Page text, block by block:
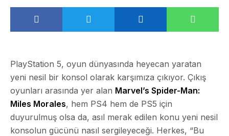
PlayStation 5, oyun dünyasında heyecan yaratan
yeni nesil bir konsol olarak karşımıza çıkıyor. Çıkış
oyunları arasında yer alan Marvel’s Spider-Man:
Miles Morales, hem PS4 hem de PS5 için
duyurulmuş olsa da, asıl merak edilen konu yeni nesil
konsolun gücünü nasıl sergileyeceği. Herkes, “Bu